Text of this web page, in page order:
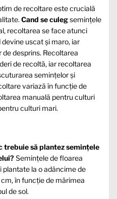
de recoltare este crucială
Cand se culegsemințele
recoltarea se face atunci
uscat și maro, iar
desprins. Recoltarea
de recoltă, iar recoltarea
semințelor și
variază în funcție de
manuală pentru culturi
culturi mari.
trebuie să plantez semințele
Semințele de floarea
plantate la o adâncime de
în funcție de mărimea
de sol.